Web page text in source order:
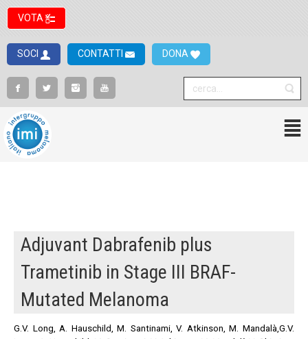
VOTA
SOCI CONTATTI DONA
Adjuvant Dabrafenib plus
Trametinib in Stage III BRAF-
Mutated Melanoma
G.V. Long, A. Hauschild, M. Santinami, V. Atkinson, M. Mandalà,G.V.